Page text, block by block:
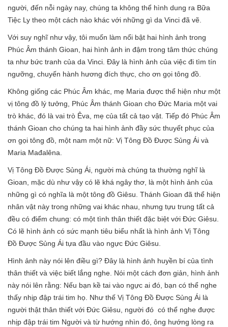
người, đến nỗi ngày nay, chúng ta không thể hình dung ra Bữa
Tiệc Ly theo một cách nào khác với những gì da Vinci đã vẽ.
Với suy nghĩ như vậy, tôi muốn làm nổi bật hai hình ảnh trong
Phúc Âm thánh Gioan, hai hình ảnh in đậm trong tâm thức chúng
ta như bức tranh của da Vinci. Đây là hình ảnh của việc đi tìm tín
ngưỡng, chuyến hành hương đích thực, cho ơn gọi tông đồ.
Không giống các Phúc Âm khác, mẹ Maria được thể hiện như một
vị tông đồ lý tưởng, Phúc Âm thánh Gioan cho Đức Maria một vai
trò khác, đó là vai trò Êva, mẹ của tất cả tạo vật. Tiếp đó Phúc Âm
thánh Gioan cho chúng ta hai hình ảnh đầy sức thuyết phục của
ơn gọi tông đồ, một nam một nữ: Vị Tông Đồ Được Sủng Ái và
Maria Mađalêna.
Vị Tông Đồ Được Sủng Ái, người mà chúng ta thường nghĩ là
Gioan, mặc dù như vậy có lẽ khá ngây thơ, là một hình ảnh của
những gì có nghĩa là một tông đồ Giêsu. Thánh Gioan đã thể hiện
nhân vật này trong những vai khác nhau, nhưng tựu trung tất cả
đều có điểm chung: có một tình thân thiết đặc biệt với Đức Giêsu.
Có lẽ hình ảnh có sức mạnh tiêu biểu nhất là hình ảnh Vị Tông
Đồ Được Sủng Ái tựa đầu vào ngực Đức Giêsu.
Hình ảnh này nói lên điều gì? Đây là hình ảnh huyền bí của tình
thân thiết và việc biết lắng nghe. Nói một cách đơn giản, hình ảnh
này nói lên rằng: Nếu bạn kề tai vào ngực ai đó, bạn có thể nghe
thấy nhịp đập trái tim họ. Như thế Vị Tông Đồ Được Sủng Ái là
người thật thân thiết với Đức Giêsu, người đó có thể nghe được
nhịp đập trái tim Người và từ hướng nhìn đó, ông hướng lòng ra